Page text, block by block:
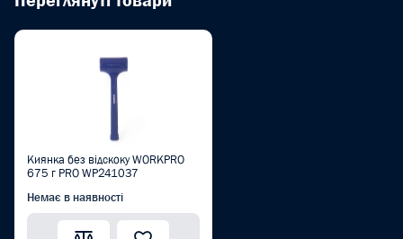
Киянка без відскоку WORKPRO
675 г PRO WP241037
Немає в наявності